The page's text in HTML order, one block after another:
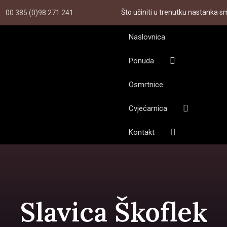
00 385 (0)98 271 241 Što učiniti u trenutku nastanka
Naslovnica
Ponuda
Osmrtnice
Cvjećarnica
Kontakt
Slavica Škoflek